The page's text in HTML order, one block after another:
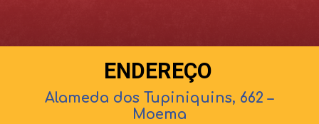
ENDEREÇO
Alameda dos Tupiniquins, 662 –
Moema